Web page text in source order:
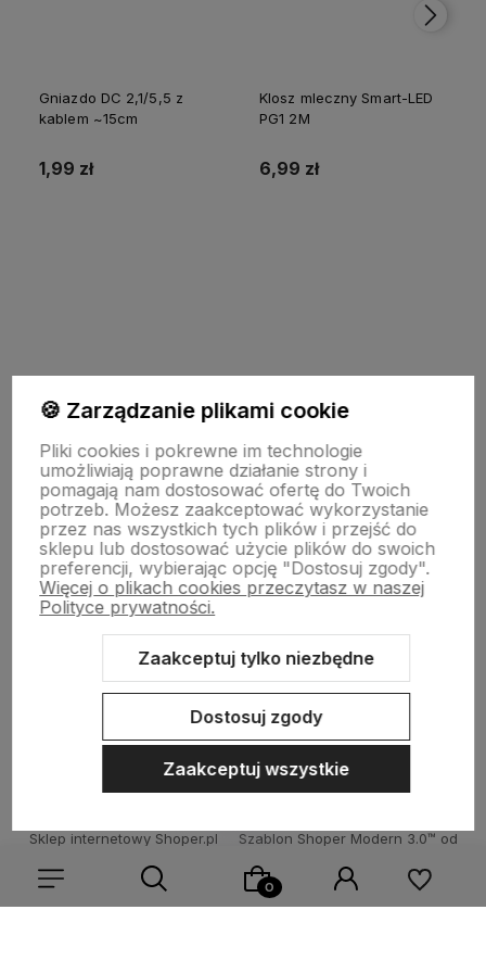
Gniazdo DC 2,1/5,5 z
kablem ~15cm
1,99 zł
Klosz mleczny Smart-LED
PG1 2M
6,99 zł
INFORMACJE
TECHNOLOGIA LED
DLA KUPUJĄCYCH
Sklep internetowy Shoper.pl Szablon Shoper Modern 3.0™ od
🍪 Zarządzanie plikami cookie
Pliki cookies i pokrewne im technologie
umożliwiają poprawne działanie strony i
pomagają nam dostosować ofertę do Twoich
potrzeb. Możesz zaakceptować wykorzystanie
przez nas wszystkich tych plików i przejść do
sklepu lub dostosować użycie plików do swoich
preferencji, wybierając opcję "Dostosuj zgody".
Więcej o plikach cookies przeczytasz w naszej
Polityce prywatności.
Zaakceptuj tylko niezbędne
Dostosuj zgody
Zaakceptuj wszystkie